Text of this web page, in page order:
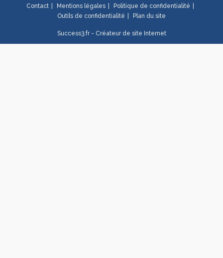
Contact Mentions légales
Politique de confidentialité
Outils de confidentialité
Plan du site
Success3.fr - Créateur de site Internet